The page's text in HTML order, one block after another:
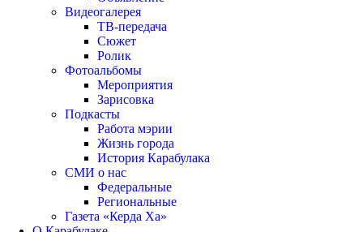
Видеогалерея
ТВ-передача
Сюжет
Ролик
Фотоальбомы
Мероприятия
Зарисовка
Подкасты
Работа мэрии
Жизнь города
История Карабулака
СМИ о нас
Федеральные
Региональные
Газета «Керда Ха»